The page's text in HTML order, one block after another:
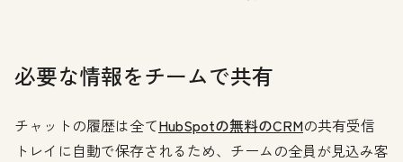
必要な情報をチームで共有
チャットの履歴は全てHubSpotの無料のCRMの共有受信
トレイに自動で保存されるため、チームの全員が見込み客